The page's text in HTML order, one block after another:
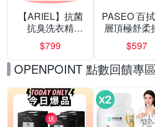
【ARIEL】抗菌
抗臭洗衣精
1030g補充包 X8
(抗菌去漬/室內晾
曬) 兩款任選
$799
PASEO 百
層頂極舒柔
式衛生紙90
包/串 超值3
$597
OPENPOINT 點數回饋專區